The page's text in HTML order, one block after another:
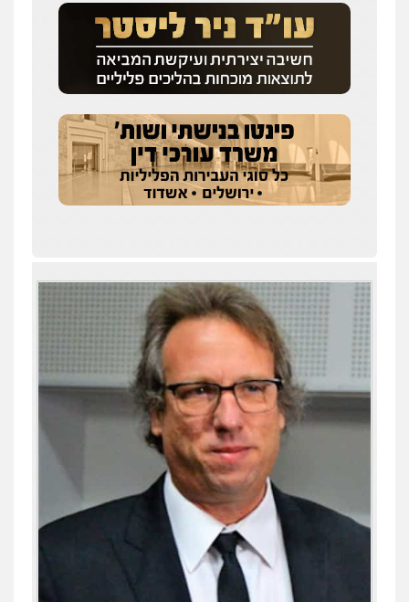
עו"ד שילה ענבר
כלכלי מיסים הלבנת הון
0506216097